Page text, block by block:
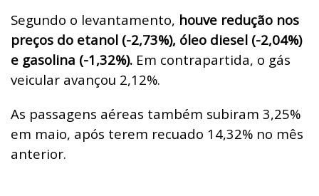
Segundo o levantamento, houve redução nos
preços do etanol (-2,73%), óleo diesel (-2,04%)
e gasolina (-1,32%). Em contrapartida, o gás
veicular avançou 2,12%.
As passagens aéreas também subiram 3,25%
em maio, após terem recuado 14,32% no mês
anterior.